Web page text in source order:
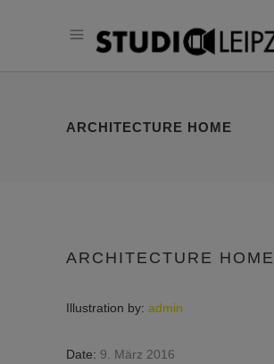
ARCHITECTURE HOME
ARCHITECTURE HOME
Illustration by: admin
Date: 9. März 2016